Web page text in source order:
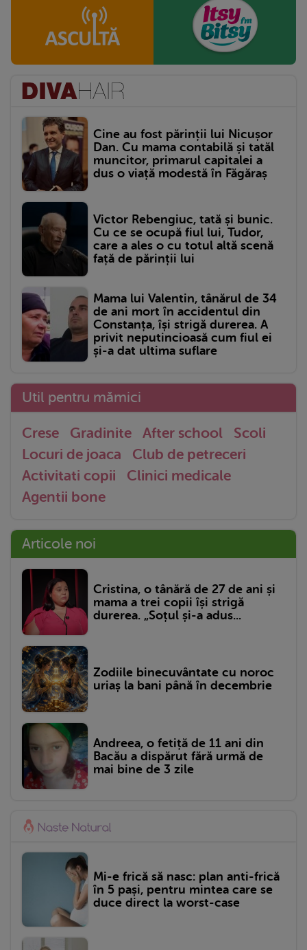
Cine au fost părinții lui Nicușor
Dan. Cu mama contabilă și tatăl
muncitor, primarul capitalei a
dus o viață modestă în Făgăraș
Victor Rebengiuc, tată și bunic.
Cu ce se ocupă fiul lui, Tudor,
care a ales o cu totul altă scenă
față de părinții lui
Mama lui Valentin, tânărul de 34
de ani mort în accidentul din
Constanța, își strigă durerea. A
privit neputincioasă cum fiul ei
și-a dat ultima suflare
Util pentru mămici
Crese Gradinite After school
Scoli
Locuri de joaca
Club de petreceri
Activitati copii
Clinici medicale
Agentii bone
Articole noi
Cristina, o tânără de 27 de ani și
mama a trei copii își strigă
durerea. „Soțul și-a adus...
Zodiile binecuvântate cu noroc
uriaș la bani până în decembrie
Andreea, o fetiță de 11 ani din
Bacău a dispărut fără urmă de
mai bine de 3 zile
Mi-e frică să nasc: plan anti-frică
în 5 pași, pentru mintea care se
duce direct la worst-case